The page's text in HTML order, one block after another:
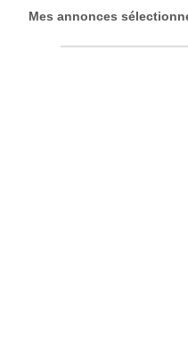
Mes annonces